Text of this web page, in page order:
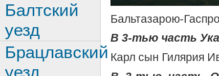
Бальтазарою-
В 3-тью часть
Карл сын Гилярия
Балтский
уезд
Брацлавский
уезд